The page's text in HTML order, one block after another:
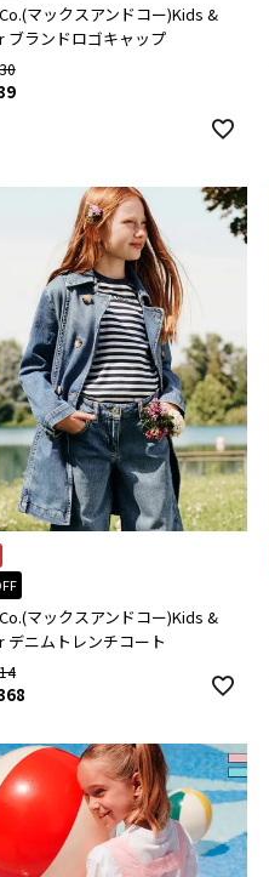
マックスアンドコー)Kids &
ブランドロゴキャップ
マックスアンドコー)Kids &
デニムトレンチコート